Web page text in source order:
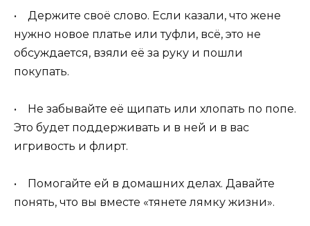
• Держите своё слово. Если казали, что жене
нужно новое платье или туфли, всё, это не
обсуждается, взяли её за руку и пошли
покупать.
• Не забывайте её щипать или хлопать по попе.
Это будет поддерживать и в ней и в вас
игривость и флирт.
• Помогайте ей в домашних делах. Давайте
понять, что вы вместе «тянете лямку жизни».